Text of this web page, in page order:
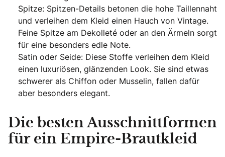
Spitze: Spitzen-Details betonen die hohe Taillennaht
und verleihen dem Kleid einen Hauch von Vintage.
Feine Spitze am Dekolleté oder an den Ärmeln sorgt
für eine besonders edle Note.
Satin oder Seide: Diese Stoffe verleihen dem Kleid
einen luxuriösen, glänzenden Look. Sie sind etwas
schwerer als Chiffon oder Musselin, fallen dafür
aber besonders elegant.
Die besten Ausschnittformen
für ein Empire-Brautkleid